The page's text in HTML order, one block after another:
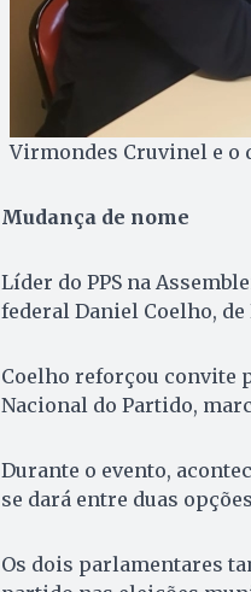
Virmondes Cruvinel e o
Mudança de nome
Líder do PPS na
federal Daniel Coelho, de
Coelho reforçou convite
Nacional do Partido,
Durante o evento,
se dará entre duas
Os dois parlamentares